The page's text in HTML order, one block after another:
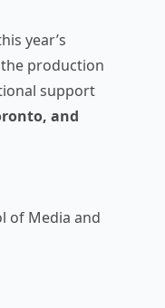
year’s
production
support
and
of Media and